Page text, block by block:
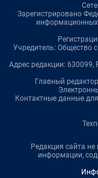
Зарегистрировано
информационных
Учредитель: Общество
Адрес редакции: 630099,
Главный
Контактные данные
Редакция сайта не
информации,